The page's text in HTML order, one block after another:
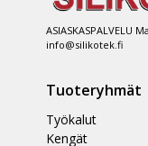
ASIASKASPALVELU
info@silikotek.fi
Tuoteryhmät
Työkalut
Kengät